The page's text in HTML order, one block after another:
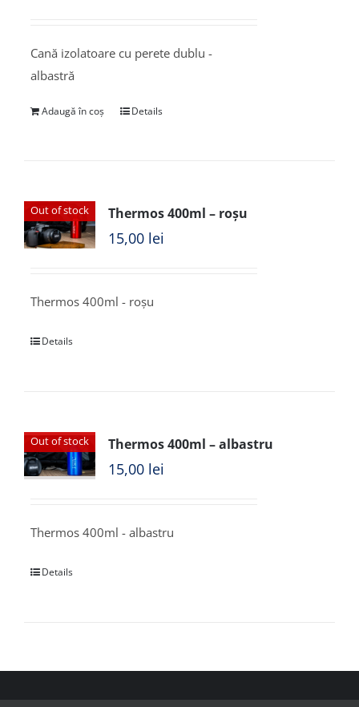
Cană izolatoare cu perete dublu -
albastră
Adaugă în coș Details
Out of stock Thermos 400ml – roșu
15,00 lei
Thermos 400ml - roșu
Details
Out of stock Thermos 400ml – albastru
15,00 lei
Thermos 400ml - albastru
Details